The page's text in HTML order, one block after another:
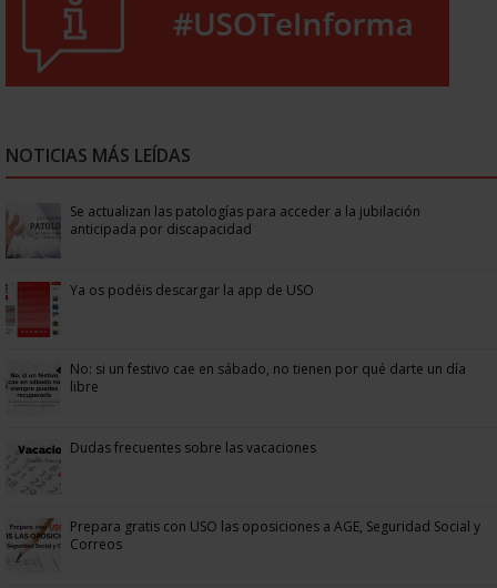
NOTICIAS MÁS LEÍDAS
Se actualizan las patologías para acceder a la jubilación
anticipada por discapacidad
Ya os podéis descargar la app de USO
No: si un festivo cae en sábado, no tienen por qué darte un día
libre
Dudas frecuentes sobre las vacaciones
Prepara gratis con USO las oposiciones a AGE, Seguridad Social y
Correos